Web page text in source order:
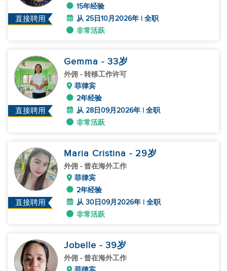
直接聘用
15年经验
从 25日10月2026年 | 全职
非常活跃
直接聘用
Gemma - 33岁
外佣 - 转移工作许可
菲律宾
2年经验
从 28日09月2026年 | 全职
非常活跃
直接聘用
Maria Cristina - 29岁
外佣 - 曾在海外工作
菲律宾
2年经验
从 30日09月2026年 | 全职
非常活跃
Jobelle - 39岁
外佣 - 曾在海外工作